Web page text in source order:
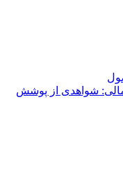
مالی: شواهدی از پوشش